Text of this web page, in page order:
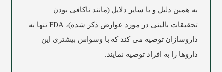
به همین دلیل و یا سایر دلایل (مانند ناکافی بودن
تحقیقات بالینی در مورد عوارض ذکر شده)، FDA تنها به
داروسازان توصیه می کند که با وسواس بیشتری این
داروها را به افراد توصیه نمایند.